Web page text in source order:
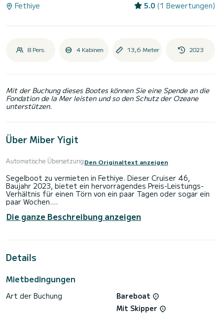
Fethiye 5.0 (1 Bewertungen)
8 Pers. 4 Kabinen 13,6 Meter 2023
Mit der Buchung dieses Bootes können Sie eine Spende an die
Fondation de la Mer leisten und so den Schutz der Ozeane
unterstützen.
Über Miber Yigit
Automatische ÜbersetzungDen Originaltext anzeigen
Segelboot zu vermieten in Fethiye. Dieser Cruiser 46,
Baujahr 2023, bietet ein hervorragendes Preis-Leistungs-
Verhältnis für einen Törn von ein paar Tagen oder sogar ein
paar Wochen.
Das Boot verfügt über 4 voll ausgestattete Kabine(n) und
bietet Platz für 9 Personen. Mit einer Gesamtlänge von 14
außergewöhnlichen Urlaub auf dem Wasser in der Umgebung
ausgestattet. Es verfügt über folgende Ausstattung:
Autopilot, Bugstrahlruder, Deckdusche.
Die ganze Beschreibung anzeigen
Details
Mietbedingungen
Art der Buchung
Bareboat
Mit Skipper